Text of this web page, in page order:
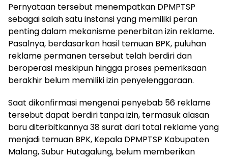
Pernyataan tersebut menempatkan DPMPTSP
sebagai salah satu instansi yang memiliki peran
penting dalam mekanisme penerbitan izin reklame.
Pasalnya, berdasarkan hasil temuan BPK, puluhan
reklame permanen tersebut telah berdiri dan
beroperasi meskipun hingga proses pemeriksaan
berakhir belum memiliki izin penyelenggaraan.
Saat dikonfirmasi mengenai penyebab 56 reklame
tersebut dapat berdiri tanpa izin, termasuk alasan
baru diterbitkannya 38 surat dari total reklame yang
menjadi temuan BPK, Kepala DPMPTSP Kabupaten
Malang, Subur Hutagalung, belum memberikan